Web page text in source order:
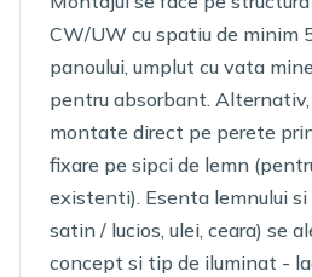
CW/UW cu spatiu de minim
panoului, umplut cu vata
pentru absorbant.
montate direct pe perete
fixare pe sipci de lemn
existenti). Esenta lemnului
satin / lucios, ulei, ceara) se
concept si tip de iluminat -